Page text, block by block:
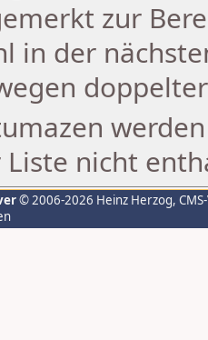
zur
in der
nicht
© 2006-2026 Heinz Herzog,